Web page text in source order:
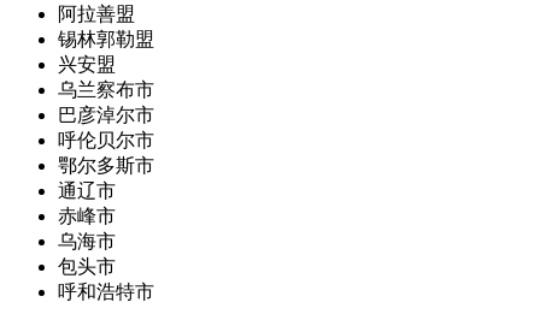
阿拉善盟
锡林郭勒盟
兴安盟
乌兰察布市
巴彦淖尔市
呼伦贝尔市
鄂尔多斯市
通辽市
赤峰市
乌海市
包头市
呼和浩特市